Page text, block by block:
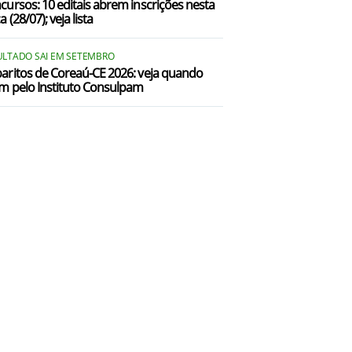
10 editais abrem inscrições nesta
(28/07); veja lista
SAI EM SETEMBRO
de Coreaú-CE 2026: veja quando
pelo Instituto Consulpam